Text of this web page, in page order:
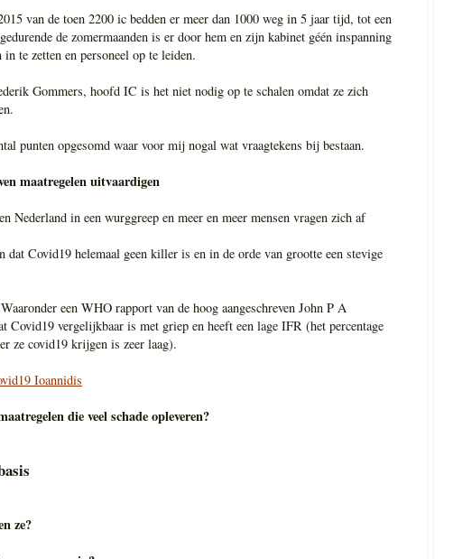
van de toen 2200 ic bedden er meer dan 1000 weg in 5 jaar tijd, tot een
de zomermaanden is er door hem en zijn kabinet géén inspanning
te zetten en personeel op te leiden.
Gommers, hoofd IC is het niet nodig op te schalen omdat ze zich
punten opgesomd waar voor mij nogal wat vraagtekens bij bestaan.
maatregelen uitvaardigen
Nederland in een wurggreep en meer en meer mensen vragen zich af
dat Covid19 helemaal geen killer is en in de orde van grootte een stevige
een WHO rapport van de hoog aangeschreven John P A
Covid19 vergelijkbaar is met griep en heeft een lage IFR (het percentage
ze covid19 krijgen is zeer laag).
Ioannidis
die veel schade opleveren?
ze?